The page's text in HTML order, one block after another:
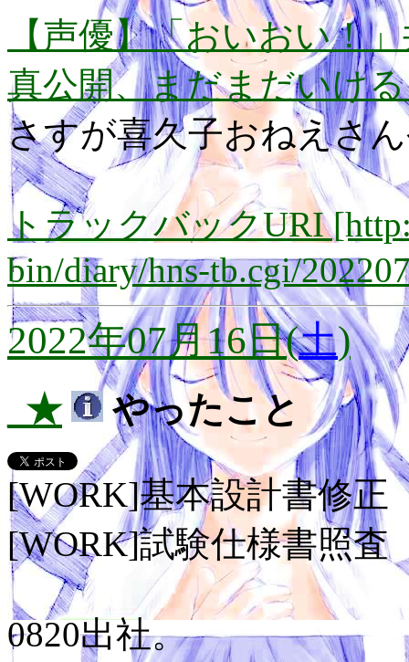
【声優】「おいおい！
真公開、まだまだいけ
さすが喜久子おねえさ
トラックバックURI
bin/diary/hns-tb.cgi/
2022年07月16日(土)
_★ やったこと
[WORK]基本設計書修正
[WORK]試験仕様書照査
0820出社。